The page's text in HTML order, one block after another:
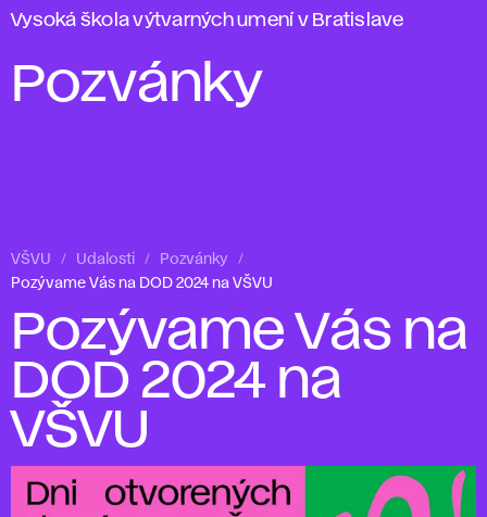
Vysoká škola výtvarných umení v Bratislave
Pozvánky
VŠVU Udalosti
Pozvánky
Pozývame Vás na DOD 2024 na VŠVU
Pozývame Vás na
DOD 2024 na
VŠVU